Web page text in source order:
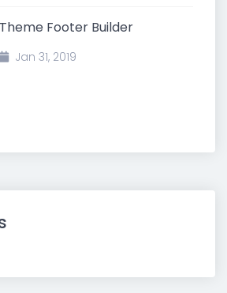
Theme Footer Builder
Jan 31, 2019